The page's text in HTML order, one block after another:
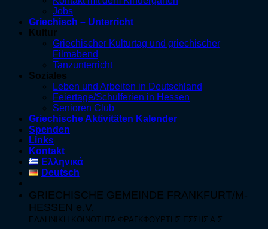
Jobs
Griechisch – Unterricht
Kultur
Griechischer Kulturtag und griechischer
Filmabend
Tanzunterricht
Soziales
Leben und Arbeiten in Deutschland
Feiertage/Schulferien in Hessen
Senioren Club
Griechische Aktivitäten Kalender
Spenden
Links
Kontakt
Ελληνικά
Deutsch
GRIECHISCHE GEMEINDE FRANKFURT/M-
HESSEN e.V.
ΕΛΛΗΝΙΚΗ ΚΟΙΝΟΤΗΤΑ ΦΡΑΓΚΦΟΥΡΤΗΣ ΕΣΣΗΣ Α.Σ